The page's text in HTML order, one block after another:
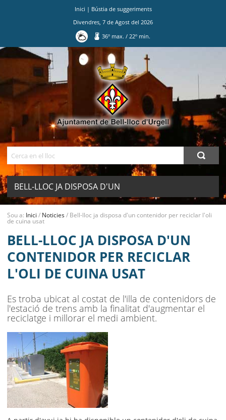
Inici | Bústia de suggeriments
Divendres 7 de Agost del 2026
36º max./ 22º min.
BELL-LLOC JA DISPOSA D'UN
CONTENIDOR PER RECICLAR L'OLI DE
AJUNTAMENT
MUNICIPI
SEU ELECTRÒNICA
BELL-LLOC SOLUCIONA
Sou a: Inici / Noticies/ Bell-lloc ja disposa d'un contenidor per reciclar l'oli
de cuina usat
BELL-LLOC JA DISPOSA D'UN
CONTENIDOR PER RECICLAR
L'OLI DE CUINA USAT
Es troba ubicat al costat de l'illa de contenidors de
l'estació de trens amb la finalitat d'augmentar el
reciclatge i millorar el medi ambient.